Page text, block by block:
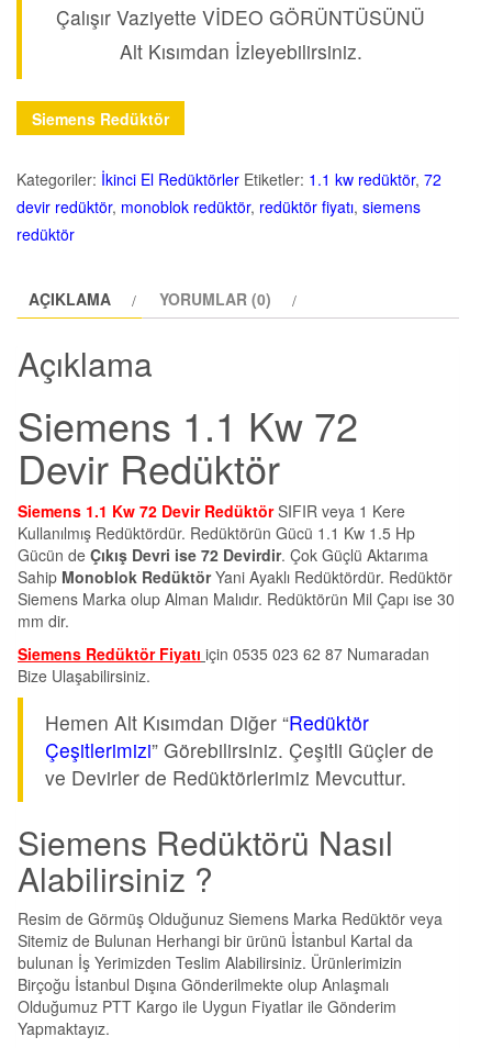
Çalışır Vaziyette VİDEO GÖRÜNTÜSÜNÜ
Alt Kısımdan İzleyebilirsiniz.
Siemens Redüktör
Kategoriler: İkinci El Redüktörler Etiketler: 1.1 kw redüktör, 72
devir redüktör, monoblok redüktör, redüktör fiyatı, siemens
redüktör
AÇIKLAMA YORUMLAR (0)
Açıklama
Siemens 1.1 Kw 72
Devir Redüktör
Siemens 1.1 Kw 72 Devir RedüktörSIFIR veya 1 Kere
Kullanılmış Redüktördür. Redüktörün Gücü 1.1 Kw 1.5 Hp
Gücün de Çıkış Devri ise 72 Devirdir. Çok Güçlü Aktarıma
Sahip Monoblok RedüktörYani Ayaklı Redüktördür. Redüktör
Siemens Marka olup Alman Malıdır. Redüktörün Mil Çapı ise 30
mm dir.
Siemens Redüktör Fiyatı için 0535 023 62 87 Numaradan
Bize Ulaşabilirsiniz.
Hemen Alt Kısımdan Diğer “Redüktör
Çeşitlerimizi” Görebilirsiniz. Çeşitli Güçler de
ve Devirler de Redüktörlerimiz Mevcuttur.
Siemens Redüktörü Nasıl
Alabilirsiniz ?
Resim de Görmüş Olduğunuz Siemens Marka Redüktör veya
Sitemiz de Bulunan Herhangi bir ürünü İstanbul Kartal da
bulunan İş Yerimizden Teslim Alabilirsiniz. Ürünlerimizin
Birçoğu İstanbul Dışına Gönderilmekte olup Anlaşmalı
Olduğumuz PTT Kargo ile Uygun Fiyatlar ile Gönderim
Yapmaktayız.